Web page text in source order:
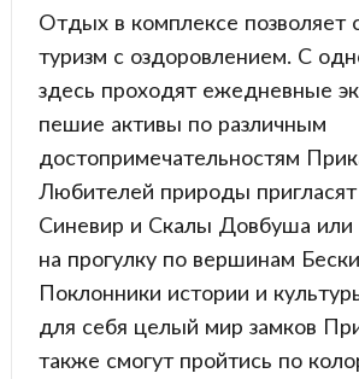
Отдых в комплексе позволяет
туризм с оздоровлением. С
здесь проходят ежедневные
пешие активы по различным
достопримечательностям
Любителей природы пригласят
Синевир и Скалы Довбуша или
на прогулку по вершинам
Поклонники истории и
для себя целый мир замков
также смогут пройтись по